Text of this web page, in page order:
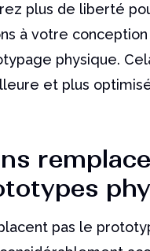
plus de liberté
à votre
physique.
et plus
pas le